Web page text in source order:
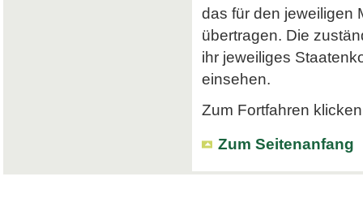
das für den jeweiligen
übertragen. Die
ihr jeweiliges
einsehen.
Zum Fortfahren
Zum Seitenanfang